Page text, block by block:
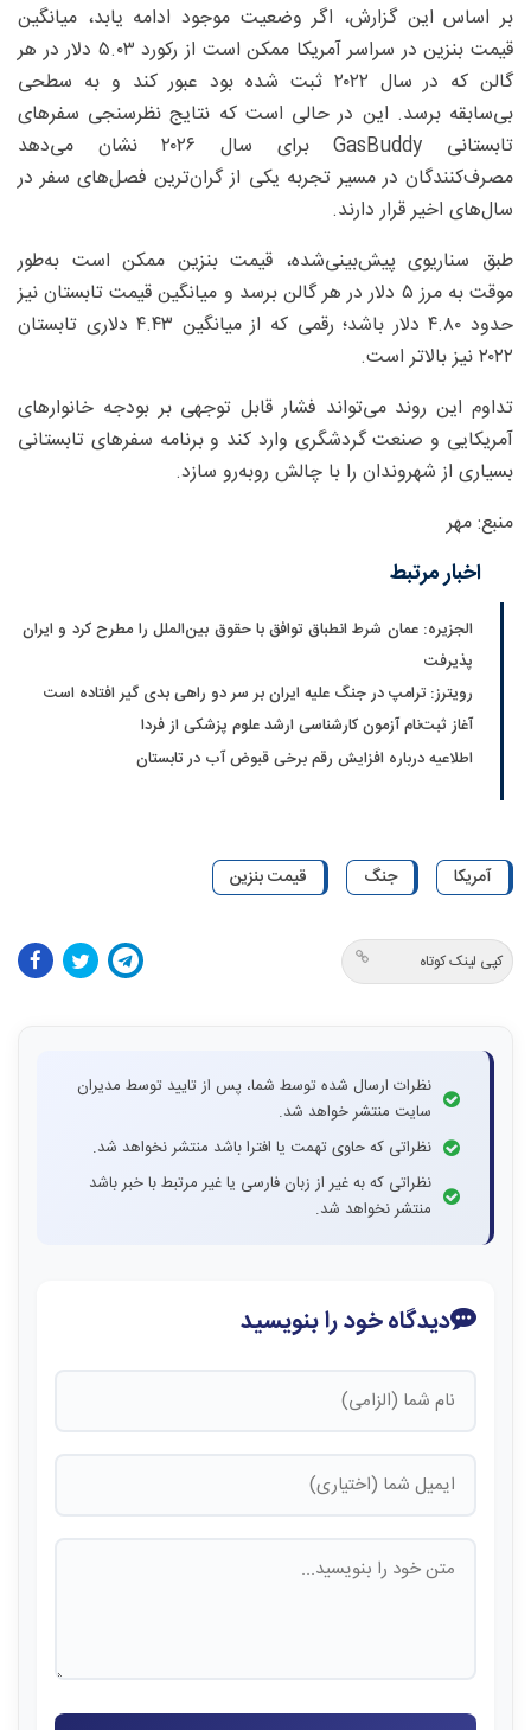
بر اساس این گزارش، اگر وضعیت موجود ادامه یابد، میانگین
قیمت بنزین در سراسر آمریکا ممکن است از رکورد ۵.۰۳ دلار در هر
گالن که در سال ۲۰۲۲ ثبت شده بود عبور کند و به سطحی
بی‌سابقه برسد. این در حالی است که نتایج نظرسنجی سفرهای
تابستانی GasBuddy برای سال ۲۰۲۶ نشان می‌دهد
مصرف‌کنندگان در مسیر تجربه یکی از گران‌ترین فصل‌های سفر در
سال‌های اخیر قرار دارند.
طبق سناریوی پیش‌بینی‌شده، قیمت بنزین ممکن است به‌طور
موقت به مرز ۵ دلار در هر گالن برسد و میانگین قیمت تابستان نیز
حدود ۴.۸۰ دلار باشد؛ رقمی که از میانگین ۴.۴۳ دلاری تابستان
۲۰۲۲ نیز بالاتر است.
تداوم این روند می‌تواند فشار قابل توجهی بر بودجه خانوارهای
آمریکایی و صنعت گردشگری وارد کند و برنامه سفرهای تابستانی
بسیاری از شهروندان را با چالش روبه‌رو سازد.
منبع: مهر
اخبار مرتبط
الجزیره: عمان شرط انطباق توافق با حقوق بین‌الملل را مطرح کرد و ایران
پذیرفت
رویترز: ترامپ در جنگ علیه ایران بر سر دو راهی بدی گیر افتاده است
آغاز ثبت‌نام‌ آزمون کارشناسی ارشد علوم پزشکی از فردا
اطلاعیه درباره افزایش رقم برخی قبوض آب در تابستان
آمریکا جنگ قیمت بنزین
کپی لینک کوتاه
نظرات ارسال شده توسط شما، پس از تایید توسط مدیران
سایت منتشر خواهد شد.
نظراتی که حاوی تهمت یا افترا باشد منتشر نخواهد شد.
نظراتی که به غیر از زبان فارسی یا غیر مرتبط با خبر باشد
منتشر نخواهد شد.
دیدگاه خود را بنویسید